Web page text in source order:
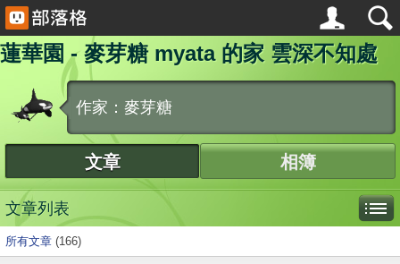
蓮華園 - 麥芽糖 myata 的家 雲深不知處
作家：麥芽糖
文章 相簿
文章列表
所有文章 (166)